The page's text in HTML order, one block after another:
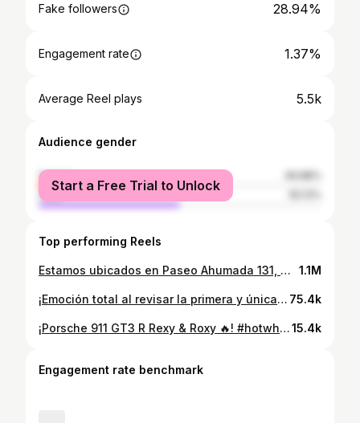
Fake followers 28.94%
Engagement rate 1.37%
Average Reel plays 5.5k
Audience gender
female
male
Start a Free Trial to Unlock
Top performing Reels
Estamos ubicados en Paseo Ahumada 131, Of 716. Santiago 📍Visítanos en nuestra tienda y obtén una excelente atención personalizada 🙋 Aquí podrás probar entre más de 400 perfumes abiertos disponibles para testear 🌬️ O Compra Online en www.perfumisimo.cl 🛍️ Pago seguro hasta 3 cuotas sin interés. Envíos Express a todo Chile 📦 1.1M
¡Emoción total al revisar la primera y única caja N y que salga el Charger Hellcat $TH 🤩🔥! 75.4k
¡Porsche 911 GT3 R Rexy & Roxy 🔥! #hotwheels #hotwheelscollector #hotwheelspics #hotwheelsaddict #hotwheelsrealriders #hotwheelscarculture #hotwheelscollections #diecastcollector15.4k
Engagement rate benchmark